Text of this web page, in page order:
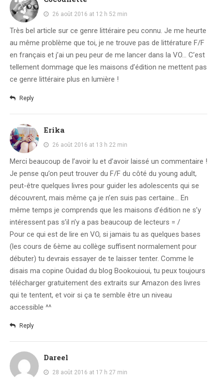
26 août 2016 at 12 h 52 min
Très bel article sur ce genre littéraire peu connu. Je me heurte
au même problème que toi, je ne trouve pas de littérature F/F
en français et j’ai un peu peur de me lancer dans la VO… C’est
tellement dommage que les maisons d’édition ne mettent pas
ce genre littéraire plus en lumière !
Reply
Erika
26 août 2016 at 13 h 22 min
Merci beaucoup de l’avoir lu et d’avoir laissé un commentaire !
Je pense qu’on peut trouver du F/F du côté du young adult,
peut-être quelques livres pour guider les adolescents qui se
découvrent, mais même ça je n’en suis pas certaine… En
même temps je comprends que les maisons d’édition ne s’y
intéressent pas s’il n’y a pas beaucoup de lecteurs = /
Pour ce qui est de lire en VO, si jamais tu as quelques bases
(les cours de 6ème au collège suffisent normalement pour
débuter) tu devrais essayer de te laisser tenter. Comme le
disais ma copine Ouidad du blog Bookouioui, tu peux toujours
télécharger gratuitement des extraits sur Amazon des livres
qui te tentent, et voir si ça te semble être un niveau
accessible ^^
Reply
Dareel
28 août 2016 at 17 h 27 min